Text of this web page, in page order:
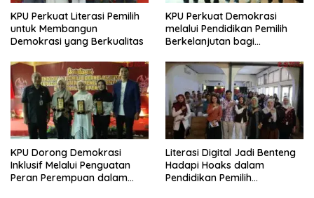
KPU Perkuat Literasi Pemilih
untuk Membangun
Demokrasi yang Berkualitas
KPU Perkuat Demokrasi
melalui Pendidikan Pemilih
Berkelanjutan bagi
dan Pemula
KPU Dorong Demokrasi
Inklusif Melalui Penguatan
Peran Perempuan dalam
Literasi Digital Jadi Benteng
Hadapi Hoaks dalam
Pendidikan Pemilih